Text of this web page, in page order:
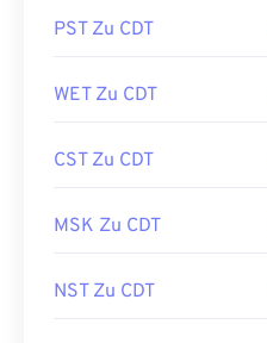
PST Zu CDT
WET Zu CDT
CST Zu CDT
MSK Zu CDT
NST Zu CDT